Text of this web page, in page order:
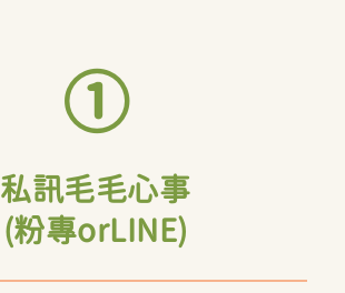
①
私訊毛毛心事
(粉專orLINE)